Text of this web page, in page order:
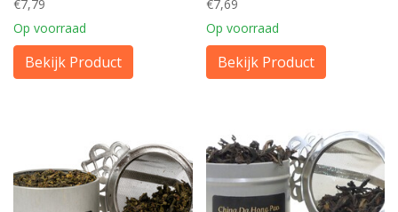
€7,79
Op voorraad
Bekijk Product
€7,69
Op voorraad
Bekijk Product